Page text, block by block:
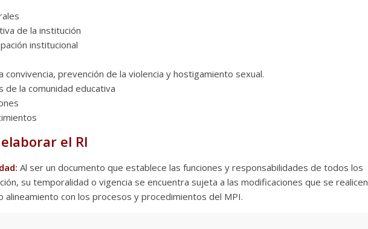
de la institución
institucional
convivencia, prevención de la violencia y hostigamiento sexual.
de la comunidad educativa
el RI
Al ser un documento que establece las funciones y responsabilidades de todos los
su temporalidad o vigencia se encuentra sujeta a las modificaciones que se realicen
alineamiento con los procesos y procedimientos del MPI.